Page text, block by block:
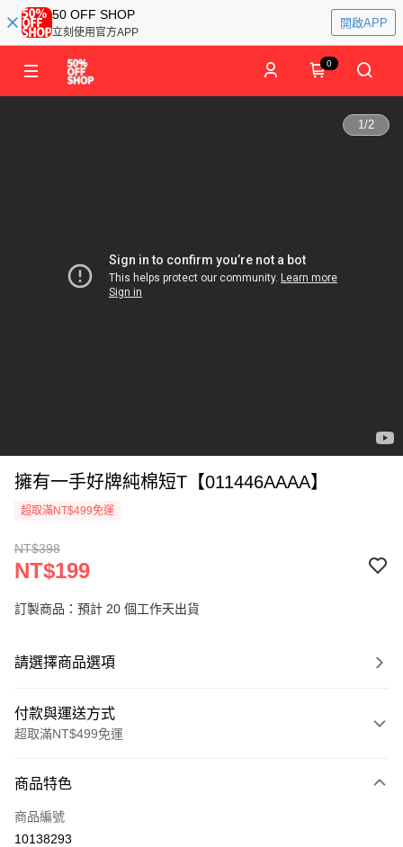
50 OFF SHOP
立刻使用官方APP
開啟APP
0
1/2
擁有一手好牌純棉短T【011446AAAA】
超取滿NT$499免運
NT$398
NT$199
訂製商品：預計 20 個工作天出貨
請選擇商品選項
付款與運送方式
超取滿NT$499免運
信用卡一次付款
超商取貨付款
商品特色
商品編號
10138293